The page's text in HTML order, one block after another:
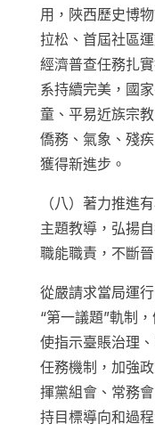
用，陜西歷史博
拉松、首屆社區
經濟普查任務扎
系持續完美，國
童、平易近族宗
僑務、氣象、殘
獲得新進步。
（八）著力推進
主題教導，弘揚
職能職責，不斷
從嚴請求當局運
“第一議題”軌制
使指示臺賬治理
任務機制，加強
揮黨組會、常務
持目標導向和過